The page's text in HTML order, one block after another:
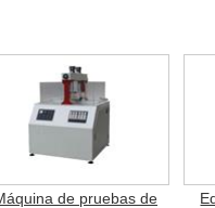
de pruebas de